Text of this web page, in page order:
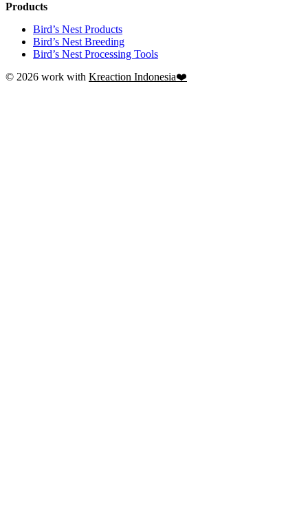
Products
Bird’s Nest Products
Bird’s Nest Breeding
Bird’s Nest Processing Tools
© 2026 work with Kreaction Indonesia❤️